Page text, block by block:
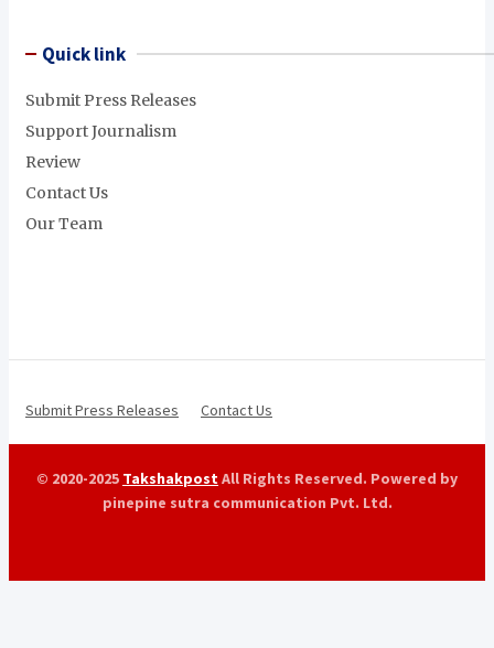
Quick link
Submit Press Releases
Support Journalism
Review
Contact Us
Our Team
Submit Press Releases Contact Us
© 2020-2025 TakshakpostAll Rights Reserved. Powered by
pinepine sutra communication Pvt. Ltd.